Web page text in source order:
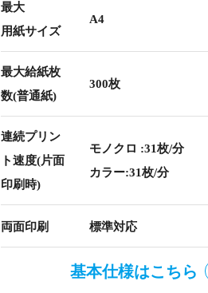
最大
用紙サイズ
A4
最大給紙枚
数(普通紙)
300枚
連続プリン
ト速度(片面
印刷時)
モノクロ :31枚/分
カラー:31枚/分
両面印刷 標準対応
基本仕様はこちら